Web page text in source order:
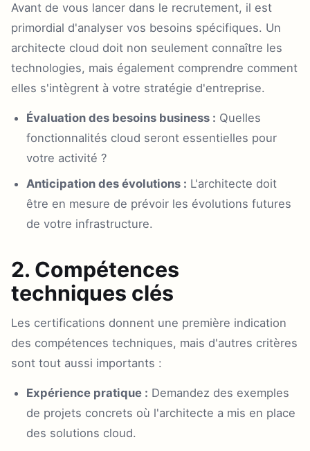
Avant de vous lancer dans le recrutement, il est
primordial d'analyser vos besoins spécifiques. Un
architecte cloud doit non seulement connaître les
technologies, mais également comprendre comment
elles s'intègrent à votre stratégie d'entreprise.
Évaluation des besoins business : Quelles
fonctionnalités cloud seront essentielles pour
votre activité ?
Anticipation des évolutions : L'architecte doit
être en mesure de prévoir les évolutions futures
de votre infrastructure.
2. Compétences
techniques clés
Les certifications donnent une première indication
des compétences techniques, mais d'autres critères
sont tout aussi importants :
Expérience pratique : Demandez des exemples
de projets concrets où l'architecte a mis en place
des solutions cloud.